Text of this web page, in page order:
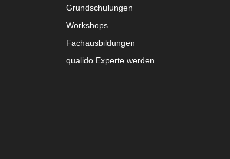
Grundschulungen
Workshops
Fachausbildungen
qualido Experte werden